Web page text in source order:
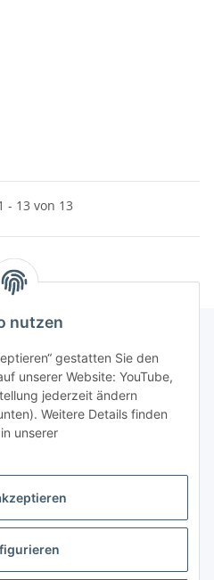
- 13 von 13
nutzen
gestatten Sie den
unserer Website: YouTube,
jederzeit ändern
Weitere Details finden
unserer